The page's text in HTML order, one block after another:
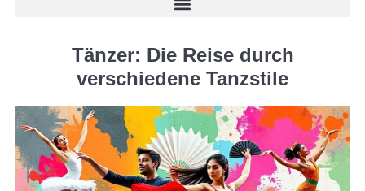
Tänzer: Die Reise durch
verschiedene Tanzstile